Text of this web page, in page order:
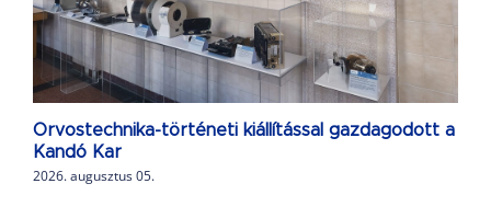
Orvostechnika-történeti kiállítással gazdagodott a
Kandó Kar
2026. augusztus 05.